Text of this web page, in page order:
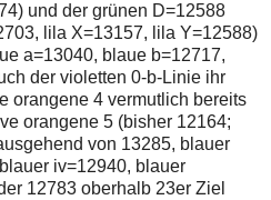
und der grünen D=12588
lila X=13157, lila Y=12588)
a=13040, blaue b=12717,
der violetten 0-b-Linie ihr
orangene 4 vermutlich bereits
orangene 5 (bisher 12164;
von 13285, blauer
iv=12940, blauer
12783 oberhalb 23er Ziel